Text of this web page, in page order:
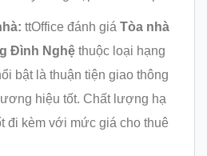
ttOffice đánh giá Tòa nhà
Đình Nghệthuộc loại hạng
bật là thuận tiện giao thông
hiệu tốt. Chất lượng hạ
đi kèm với mức giá cho thuê